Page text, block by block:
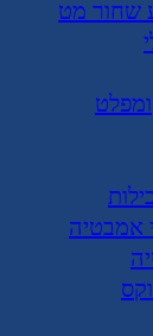
שחור מט
אמבטיה